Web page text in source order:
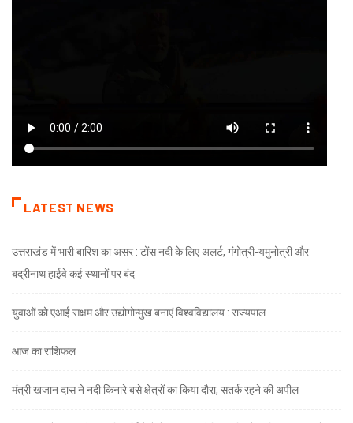
LATEST NEWS
उत्तराखंड में भारी बारिश का असर : टोंस नदी के लिए अलर्ट, गंगोत्री-यमुनोत्री और
बद्रीनाथ हाईवे कई स्थानों पर बंद
युवाओं को एआई सक्षम और उद्योगोन्मुख बनाएं विश्वविद्यालय : राज्यपाल
आज का राशिफल
मंत्री खजान दास ने नदी किनारे बसे क्षेत्रों का किया दौरा, सतर्क रहने की अपील